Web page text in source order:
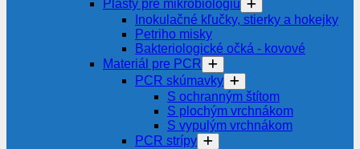
Plasty pre mikrobiológiu
Inokulačné kľučky, stierky a hokejky
Petriho misky
Bakteriologické očká - kovové
Materiál pre PCR
PCR skúmavky
S ochranným štítom
S plochým vrchnákom
S vypulým vrchnákom
PCR strípy